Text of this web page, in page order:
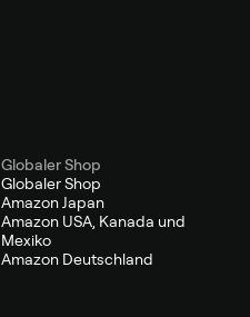
Globaler Shop
Globaler Shop
Amazon Japan
Amazon USA, Kanada und
Mexiko
Amazon Deutschland